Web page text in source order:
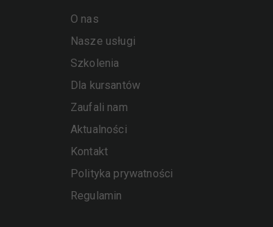
O nas
Nasze usługi
Szkolenia
Dla kursantów
Zaufali nam
Aktualności
Kontakt
Polityka prywatności
Regulamin